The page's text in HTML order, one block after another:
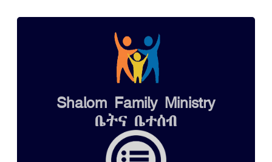
Shalom Family Ministry
ቤትና ቤተሰብ